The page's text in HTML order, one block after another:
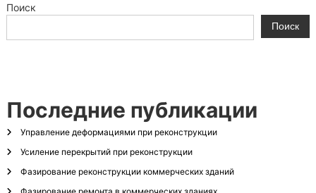
в
а
ц
и
Поиск
Поиск
Последние публикации
Управление деформациями при реконструкции
Усиление перекрытий при реконструкции
Фазирование реконструкции коммерческих зданий